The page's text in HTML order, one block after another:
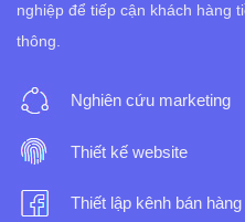
nghiệp để tiếp cận khách hàng
thông.
Nghiên cứu marketing
Thiết kế website
Thiết lập kênh bán hàng